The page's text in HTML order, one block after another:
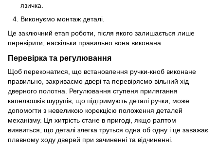
язичка.
Виконуємо монтаж деталі.
Це заключний етап роботи, після якого залишається лише
перевірити, наскільки правильно вона виконана.
Перевірка та регулювання
Щоб переконатися, що встановлення ручки-кноб виконане
правильно, закриваємо двері та перевіряємо вільний хід
дверного полотна. Регулювання ступеня прилягання
капелюшків шурупів, що підтримують деталі ручки, може
допомогти з невеликою корекцією положення деталей
механізму. Ця хитрість стане в пригоді, якщо раптом
виявиться, що деталі злегка труться одна об одну і це заважає
плавному ходу дверей при зачиненні та відчиненні.